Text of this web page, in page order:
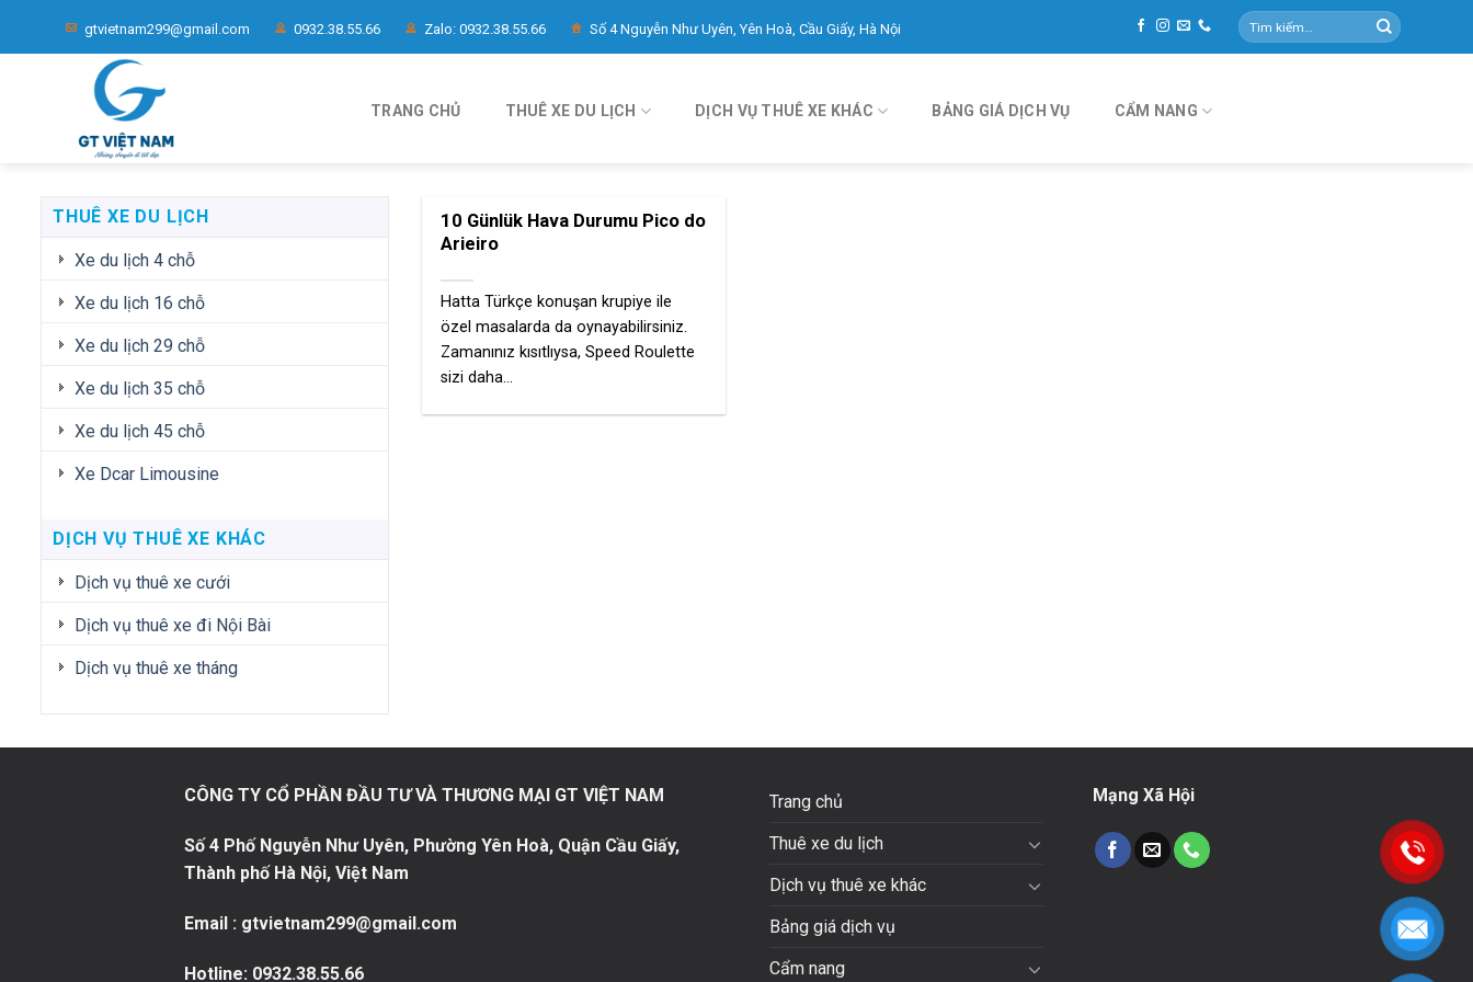
gtvietnam299@gmail.com 0932.38.55.66 Zalo: 0932.38.55.66 Số 4 Nguyễn Như Uyên, Yên Hoà, Cầu Giấy, Hà Nội
Tìm
kiếm:
TRANG CHỦ THUÊ XE DU LỊCH DỊCH VỤ THUÊ XE KHÁC BẢNG GIÁ DỊCH VỤ CẨM NANG
THUÊ XE DU LỊCH
Xe du lịch 4 chỗ
Xe du lịch 16 chỗ
Xe du lịch 29 chỗ
Xe du lịch 35 chỗ
Xe du lịch 45 chỗ
Xe Dcar Limousine
DỊCH VỤ THUÊ XE KHÁC
Dịch vụ thuê xe cưới
Dịch vụ thuê xe đi Nội Bài
Dịch vụ thuê xe tháng
10 Günlük Hava Durumu Pico do
Arieiro
Hatta Türkçe konuşan krupiye ile
özel masalarda da oynayabilirsiniz.
Zamanınız kısıtlıysa, Speed Roulette
sizi daha...
CÔNG TY CỔ PHẦN ĐẦU TƯ VÀ THƯƠNG MẠI GT VIỆT NAM
Số 4 Phố Nguyễn Như Uyên, Phường Yên Hoà, Quận Cầu Giấy,
Thành phố Hà Nội, Việt Nam
Email : gtvietnam299@gmail.com
Hotline: 0932.38.55.66
Trang chủ
Thuê xe du lịch
Dịch vụ thuê xe khác
Bảng giá dịch vụ
Cẩm nang
Mạng Xã Hội